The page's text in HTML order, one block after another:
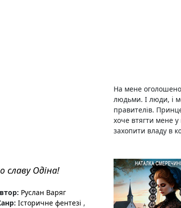
На мене
людьми. І люди, і
правителів.
хоче втягти мене
захопити владу в
славу Одіна!
Руслан Варяг
Історичне фентезі ,